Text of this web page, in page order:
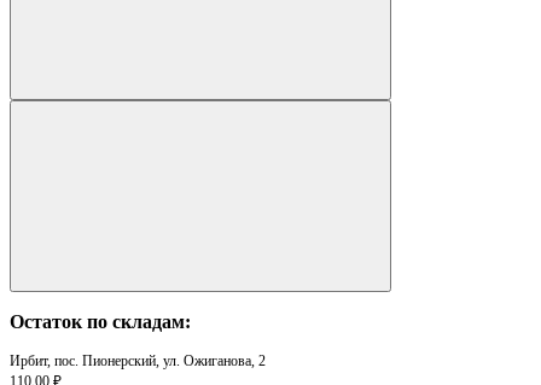
Остаток по складам:
Ирбит, пос. Пионерский, ул. Ожиганова, 2
110,00 ₽